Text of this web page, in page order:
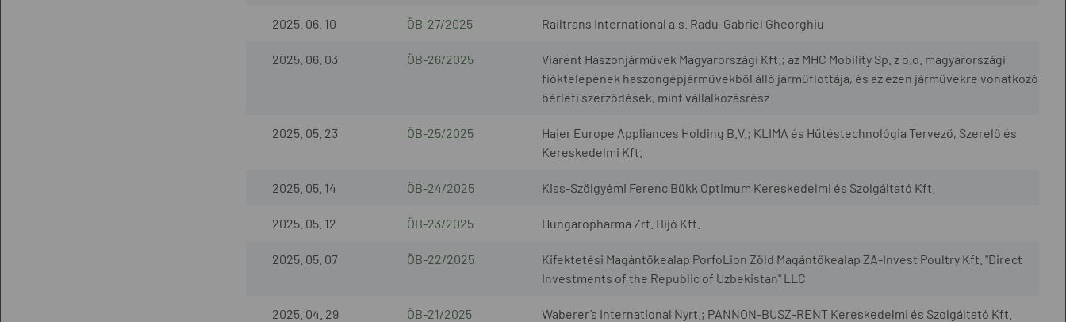
2025. 06. 10 ÖB-27/2025 Railtrans International a.s. Radu-Gabriel Gheorghiu
2025. 06. 03 ÖB-26/2025
Viarent Haszonjárművek Magyarországi Kft.; az MHC Mobility Sp. z o.o. magyarországi
fióktelepének haszongépjárművekből álló járműflottája, és az ezen járművekre vonatkozó
bérleti szerződések, mint vállalkozásrész
2025. 05. 23 ÖB-25/2025
Haier Europe Appliances Holding B.V.; KLIMA és Hűtéstechnológia Tervező, Szerelő és
Kereskedelmi Kft.
2025. 05. 14 ÖB-24/2025 Kiss-Szölgyémi Ferenc Bükk Optimum Kereskedelmi és Szolgáltató Kft.
2025. 05. 12 ÖB-23/2025 Hungaropharma Zrt. Bijó Kft.
2025. 05. 07 ÖB-22/2025
Kifektetési Magántőkealap PorfoLion Zöld Magántőkealap ZA-Invest Poultry Kft. "Direct
Investments of the Republic of Uzbekistan" LLC
2025. 04. 29 ÖB-21/2025 Waberer’s International Nyrt.; PANNON-BUSZ-RENT Kereskedelmi és Szolgáltató Kft.